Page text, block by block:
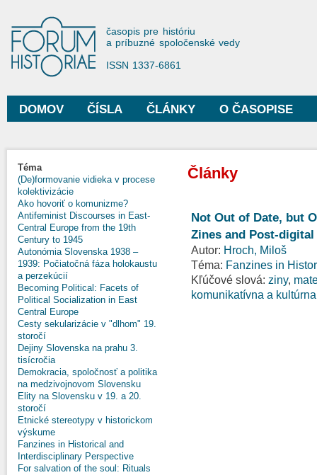
Forum Historiae
časopis pre históriu
a príbuzné spoločenské vedy
ISSN 1337-6861
Hlavné menu
DOMOV ČÍSLA ČLÁNKY O ČASOPISE
Téma
(De)formovanie vidieka v procese
kolektivizácie
Ako hovoriť o komunizme?
Antifeminist Discourses in East-
Central Europe from the 19th
Century to 1945
Autonómia Slovenska 1938 –
1939: Počiatočná fáza holokaustu
a perzekúcií
Becoming Political: Facets of
Political Socialization in East
Central Europe
Cesty sekularizácie v "dlhom" 19.
storočí
Dejiny Slovenska na prahu 3.
tisícročia
Demokracia, spoločnosť a politika
na medzivojnovom Slovensku
Elity na Slovensku v 19. a 20.
storočí
Etnické stereotypy v historickom
výskume
Fanzines in Historical and
Interdisciplinary Perspective
For salvation of the soul: Rituals
Články
Not Out of Date, but
Zines and Post-digital
Autor: Hroch, Miloš
Téma: Fanzines in
Kľúčové slová: ziny,
komunikatívna a